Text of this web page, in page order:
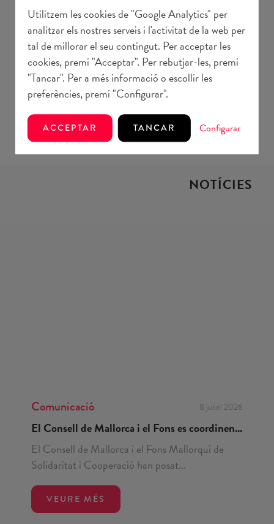
NOTÍCIES
Comunicació 8 juliol 2026
El Consell de Mallorca i el Fons es coordinen...
El Consell de Mallorca i el Fons Mallorquí de
Solidaritat i Cooperació han posat...
VEURE MÉS
Utilitzem les cookies de "Google Analytics" per
analitzar els nostres serveis i l'activitat de la web per
tal de millorar el seu contingut. Per acceptar les
cookies, premi "Acceptar". Per rebutjar-les, premi
"Tancar". Per a més informació o escollir les
preferències, premi "Configurar".
ACCEPTAR TANCAR Configurar